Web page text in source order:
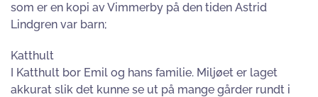
som er en kopi av Vimmerby på den tiden Astrid
Lindgren var barn;
Katthult
I Katthult bor Emil og hans familie. Miljøet er laget
akkurat slik det kunne se ut på mange gårder rundt i